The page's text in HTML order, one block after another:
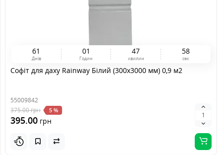
61
Днів
01
Годин
47
хвилин
58
сек
Софіт для даху Rainway Білий (300x3000 мм) 0,9 м2
55009842
375.00грн 5 %
395.00 грн